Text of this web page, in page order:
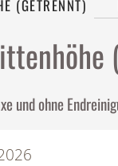
(GETRENNT)
und ohne